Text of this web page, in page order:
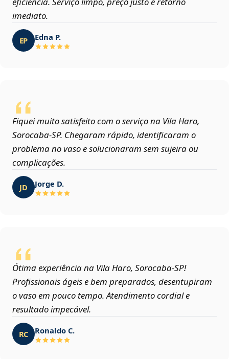
imediato.
EP Edna P.
Fiquei muito satisfeito com o serviço na Vila Haro,
Sorocaba‑SP. Chegaram rápido, identificaram o
problema no vaso e solucionaram sem sujeira ou
complicações.
JD Jorge D.
Ótima experiência na Vila Haro, Sorocaba‑SP!
Profissionais ágeis e bem preparados, desentupiram
o vaso em pouco tempo. Atendimento cordial e
resultado impecável.
RC Ronaldo C.